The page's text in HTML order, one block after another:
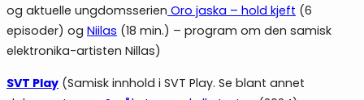
og aktuelle ungdomsserien Oro jaska – hold kjeft (6
episoder) og Niilas (18 min.) – program om den samisk
elektronika-artisten Nillas)
SVT Play (Samisk innhold i SVT Play. Se blant annet